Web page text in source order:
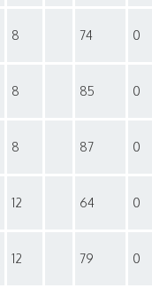
8 74 0
8 85 0
8 87 0
12 64 0
12 79 0